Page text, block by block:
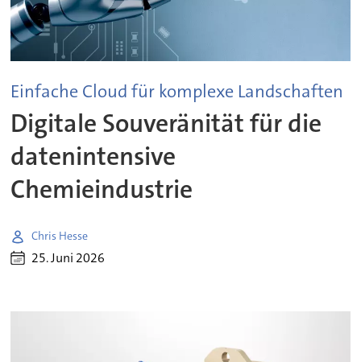
Einfache Cloud für komplexe Landschaften
Digitale Souveränität für die
datenintensive
Chemieindustrie
Chris Hesse
25. Juni 2026